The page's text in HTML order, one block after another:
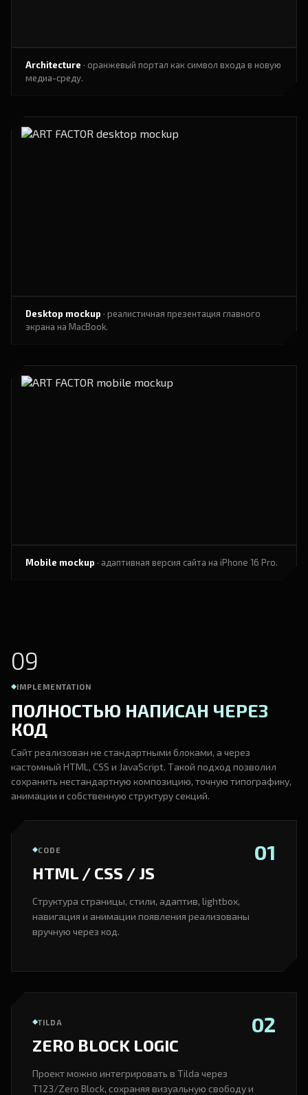
Architecture · оранжевый портал как символ входа в новую
медиа-среду.
Desktop mockup · реалистичная презентация главного
экрана на MacBook.
Mobile mockup · адаптивная версия сайта на iPhone 16 Pro.
09
IMPLEMENTATION
ПОЛНОСТЬЮ НАПИСАН ЧЕРЕЗ
КОД
Сайт реализован не стандартными блоками, а через
кастомный HTML, CSS и JavaScript. Такой подход позволил
сохранить нестандартную композицию, точную типографику,
анимации и собственную структуру секций.
CODE
HTML / CSS / JS
01
Структура страницы, стили, адаптив, lightbox,
навигация и анимации появления реализованы
вручную через код.
TILDA
ZERO BLOCK LOGIC
02
Проект можно интегрировать в Tilda через
T123/Zero Block, сохраняя визуальную свободу и